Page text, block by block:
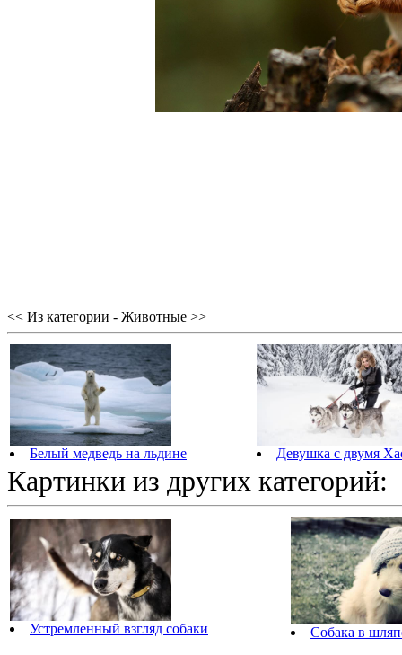
<< Из категории - Животные >>
Белый медведь на льдине Девушка с двумя
Картинки из других категорий:
Устремленный взгляд собаки Собака в